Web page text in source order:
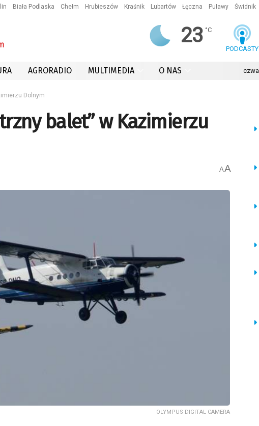
Biała Podlaska Chełm Hrubieszów Kraśnik Lubartów Łęczna Puławy Świdnik
23 °C
PODCASTY
AGRORADIO MULTIMEDIA O NAS
Dolnym
balet” w Kazimierzu
AA
OLYMPUS DIGITAL CAMERA